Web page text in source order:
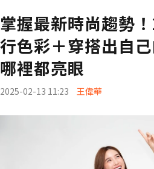
掌握最新時尚趨勢
行色彩＋穿搭出自
哪裡都亮眼
2025-02-13 11:23 王偉華